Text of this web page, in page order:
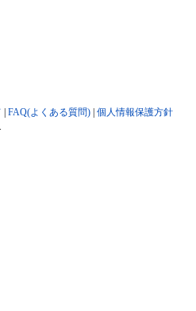
FAQ(よくある質問) 個人情報保護方針